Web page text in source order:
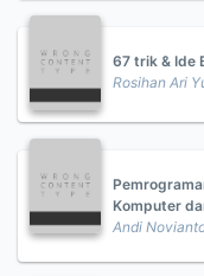
67 trik & Ide
Rosihan Ari
Komputer
Andi